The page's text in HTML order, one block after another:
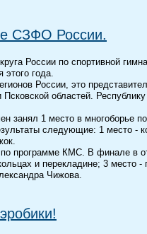
СЗФО России.
России по спортивной
года.
России, это
областей.
занял 1 место в многоборье
следующие: 1 место -
программе КМС. В финале в
и перекладине; 3 место -
Чижова.